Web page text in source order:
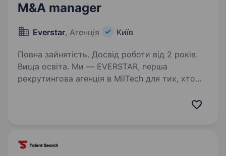
M&A manager
Everstar, Агенція Київ
Повна зайнятість. Досвід роботи від 2 років.
Вища освіта. Ми — EVERSTAR, перша
рекрутингова агенція в MilTech для тих, хто